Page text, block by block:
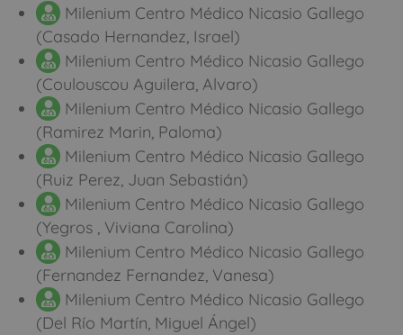
Milenium Centro Médico Nicasio Gallego
(Casado Hernandez, Israel)
Milenium Centro Médico Nicasio Gallego
(Coulouscou Aguilera, Alvaro)
Milenium Centro Médico Nicasio Gallego
(Ramirez Marin, Paloma)
Milenium Centro Médico Nicasio Gallego
(Ruiz Perez, Juan Sebastián)
Milenium Centro Médico Nicasio Gallego
(Yegros , Viviana Carolina)
Milenium Centro Médico Nicasio Gallego
(Fernandez Fernandez, Vanesa)
Milenium Centro Médico Nicasio Gallego
(Del Río Martín, Miguel Ángel)